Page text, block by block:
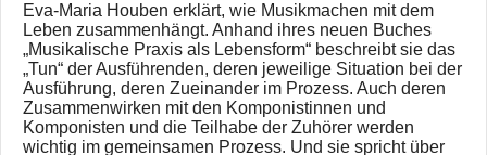
Eva-Maria Houben erklärt, wie Musikmachen mit dem
Leben zusammenhängt. Anhand ihres neuen Buches
„Musikalische Praxis als Lebensform“ beschreibt sie das
„Tun“ der Ausführenden, deren jeweilige Situation bei der
Ausführung, deren Zueinander im Prozess. Auch deren
Zusammenwirken mit den Komponistinnen und
Komponisten und die Teilhabe der Zuhörer werden
wichtig im gemeinsamen Prozess. Und sie spricht über